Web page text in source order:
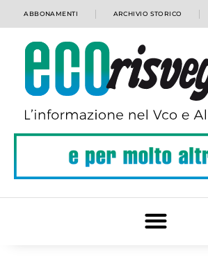
ABBONAMENTI ARCHIVIO STORICO